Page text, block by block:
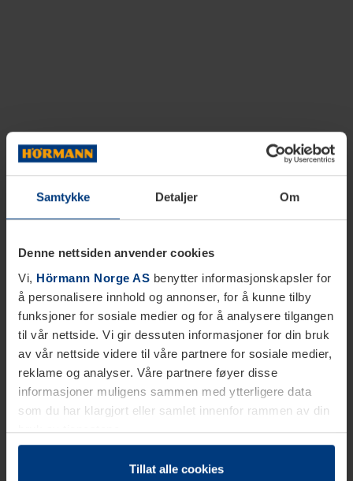
Samtykke Detaljer Om
Denne nettsiden anvender cookies
Vi, Hörmann Norge AS benytter informasjonskapsler for
å personalisere innhold og annonser, for å kunne tilby
funksjoner for sosiale medier og for å analysere tilgangen
til vår nettside. Vi gir dessuten informasjoner for din bruk
av vår nettside videre til våre partnere for sosiale medier,
reklame og analyser. Våre partnere føyer disse
informasjoner muligens sammen med ytterligere data
som du har klargjort eller samlet innenfor rammen av din
bruk av tjenestene.
Etter loven kan vi lagre informasjonskapsler på din
datamaskin, hvis disse er absolutt nødvendig for drift av
Tillat alle cookies